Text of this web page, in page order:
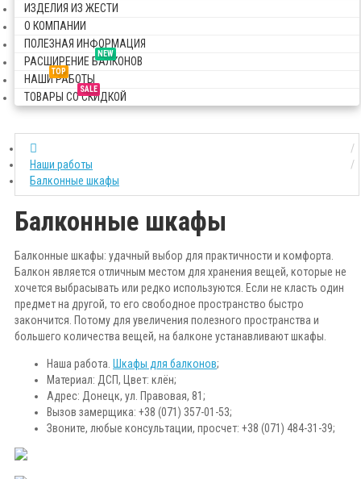
ИЗДЕЛИЯ ИЗ ЖЕСТИ
О КОМПАНИИ
ПОЛЕЗНАЯ ИНФОРМАЦИЯ
NEW
РАСШИРЕНИЕ БАЛКОНОВ
TOP
НАШИ РАБОТЫ
SALE
ТОВАРЫ СО СКИДКОЙ
Наши работы
Балконные шкафы
Балконные шкафы
Балконные шкафы: удачный выбор для практичности и комфорта.
Балкон является отличным местом для хранения вещей, которые не
хочется выбрасывать или редко используются. Если не класть один
предмет на другой, то его свободное пространство быстро
закончится. Потому для увеличения полезного пространства и
большего количества вещей, на балконе устанавливают шкафы.
Наша работа. Шкафы для балконов;
Материал: ДСП, Цвет: клён;
Адрес: Донецк, ул. Правовая, 81;
Вызов замерщика: +38 (071) 357-01-53;
Звоните, любые консультации, просчет: +38 (071) 484-31-39;